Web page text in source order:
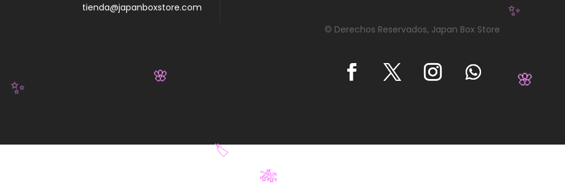
tienda@japanboxstore.com
© Derechos Reservados, Japan Box Store